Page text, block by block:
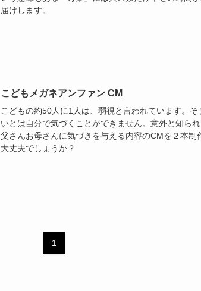
届けします。
こどもメガネアンファン CM
こどもの約50人に1人は、弱視と言われています。そ
いとは自分で気づくことができません。意外と知ら
父さんお母さんに気づきを与える内容のCMを２本制
大丈夫でしょうか？
1